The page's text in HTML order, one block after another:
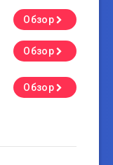
Обзор
Обзор
Обзор